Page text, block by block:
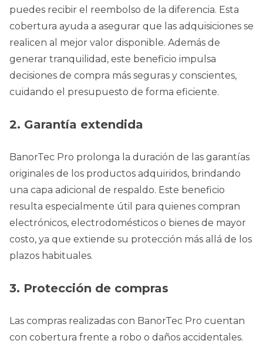
puedes recibir el reembolso de la diferencia. Esta
cobertura ayuda a asegurar que las adquisiciones se
realicen al mejor valor disponible. Además de
generar tranquilidad, este beneficio impulsa
decisiones de compra más seguras y conscientes,
cuidando el presupuesto de forma eficiente.
2. Garantía extendida
BanorTec Pro prolonga la duración de las garantías
originales de los productos adquiridos, brindando
una capa adicional de respaldo. Este beneficio
resulta especialmente útil para quienes compran
electrónicos, electrodomésticos o bienes de mayor
costo, ya que extiende su protección más allá de los
plazos habituales.
3. Protección de compras
Las compras realizadas con BanorTec Pro cuentan
con cobertura frente a robo o daños accidentales.